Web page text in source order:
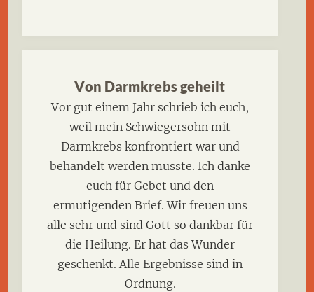
Von Darmkrebs geheilt
Vor gut einem Jahr schrieb ich euch,
weil mein Schwiegersohn mit
Darmkrebs konfrontiert war und
behandelt werden musste. Ich danke
euch für Gebet und den
ermutigenden Brief. Wir freuen uns
alle sehr und sind Gott so dankbar für
die Heilung. Er hat das Wunder
geschenkt. Alle Ergebnisse sind in
Ordnung.